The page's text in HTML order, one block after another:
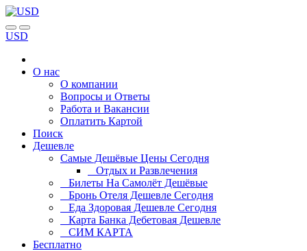
USD
О нас
О компании
Вопросы и Ответы
Работа и Вакансии
Оплатить Картой
Поиск
Дешевле
Самые Дешёвые Цены Сегодня
Отдых и Развлечения
Билеты На Самолёт Дешёвые
Бронь Отеля Дешевле Сегодня
Еда Здоровая Дешевле Сегодня
Карта Банка Дебетовая Дешевле
СИМ КАРТА
Бесплатно